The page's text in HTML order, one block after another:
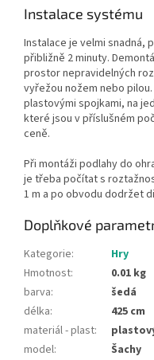
Instalace systému
Instalace je velmi snadná,
přibližně 2 minuty.
prostor nepravidelných
vyřežou nožem nebo
plastovými spojkami, na
které jsou v příslušném
ceně.
Při montáži podlahy do
je třeba počítat s
1 m a po obvodu dodržet
Doplňkové
Kategorie:
Hry
Hmotnost:
0.01 kg
barva:
šedá
délka:
425 cm
materiál - plast:
model:
Šachy